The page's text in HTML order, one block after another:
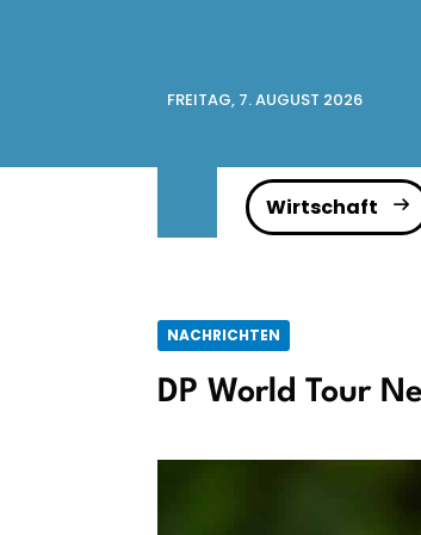
FREITAG, 7. AUGUST 2026
Wirtschaft
NACHRICHTEN
DP World Tour